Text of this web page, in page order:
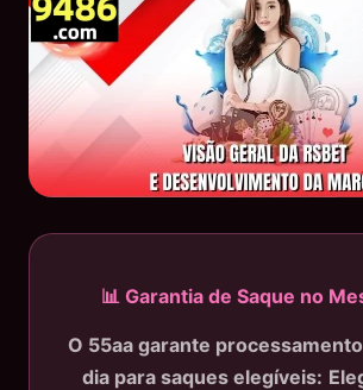
📊 Garantia de Saque no
O 55aa garante
dia para saques elegíveis: